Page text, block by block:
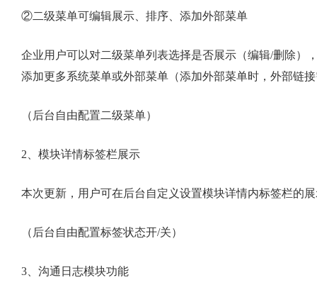
②二级菜单可编辑展示、排序、添加外部菜单
企业用户可以对二级菜单列表选择是否展示（编辑/删除）
添加更多系统菜单或外部菜单（添加外部菜单时，外部链
（后台自由配置二级菜单）
2、模块详情标签栏展示
本次更新，用户可在后台自定义设置模块详情内标签栏的
（后台自由配置标签状态开/关）
3、沟通日志模块功能